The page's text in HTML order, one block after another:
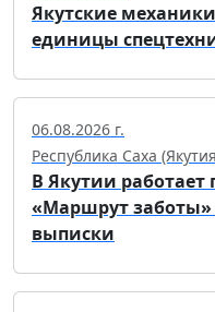
Якутские
единицы
06.08.2026 г.
Республика Саха
В Якутии
«Маршрут заботы»
выписки